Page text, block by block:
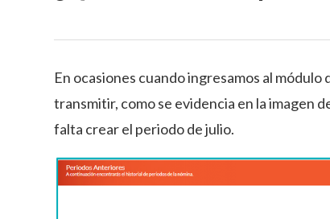
En ocasiones cuando ingresamos al
transmitir, como se evidencia en la imagen
falta crear el periodo de julio.